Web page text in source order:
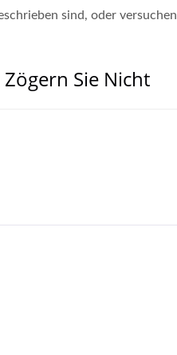
sind, oder
Sie Nicht